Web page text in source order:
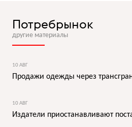
Потребрынок
другие материалы
10 АВГ
Продажи одежды через
10 АВГ
Издатели приостанавливают